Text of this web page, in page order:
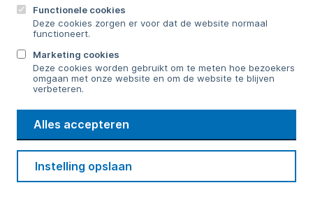
Functionele cookies
Deze cookies zorgen er voor dat de website normaal
functioneert.
Marketing cookies
Deze cookies worden gebruikt om te meten hoe bezoekers
omgaan met onze website en om de website te blijven
verbeteren.
Alles accepteren
Instelling opslaan
Contact
Bericht sturen
WMD
Drinkwater
Cookie voorkeuren
Privacy Disclaimer